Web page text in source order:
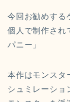
今回お勧めする
個人で制作され
パニー」
本作はモンスタ
シュミレーショ